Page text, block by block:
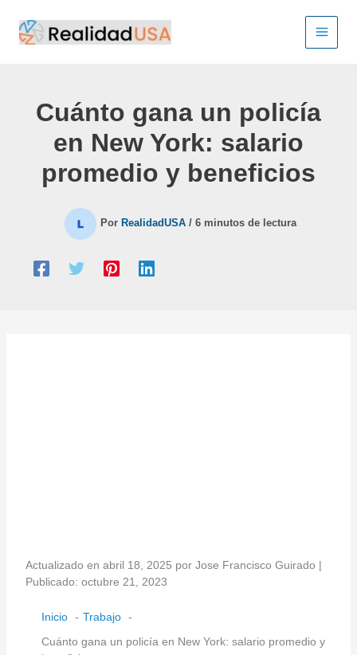
contenido
Cuánto gana un policía
en New York: salario
promedio y beneficios
Por RealidadUSA / 6 minutos de lectura
Actualizado en abril 18, 2025 por Jose Francisco Guirado |
Publicado: octubre 21, 2023
Inicio
Trabajo
Cuánto gana un policía en New York: salario promedio y